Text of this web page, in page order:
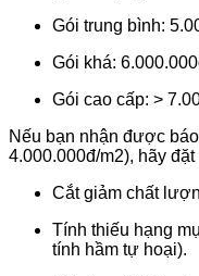
Gói trung bình:
Gói khá:
Gói cao cấp: >
Nếu bạn nhận được
4.000.000đ/m2), hãy
Cắt giảm chất
Tính thiếu hạng
tính hầm tự hoại).